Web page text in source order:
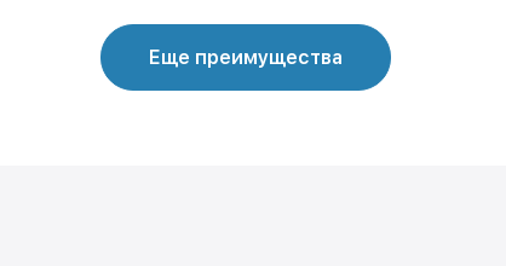
Еще преимущества